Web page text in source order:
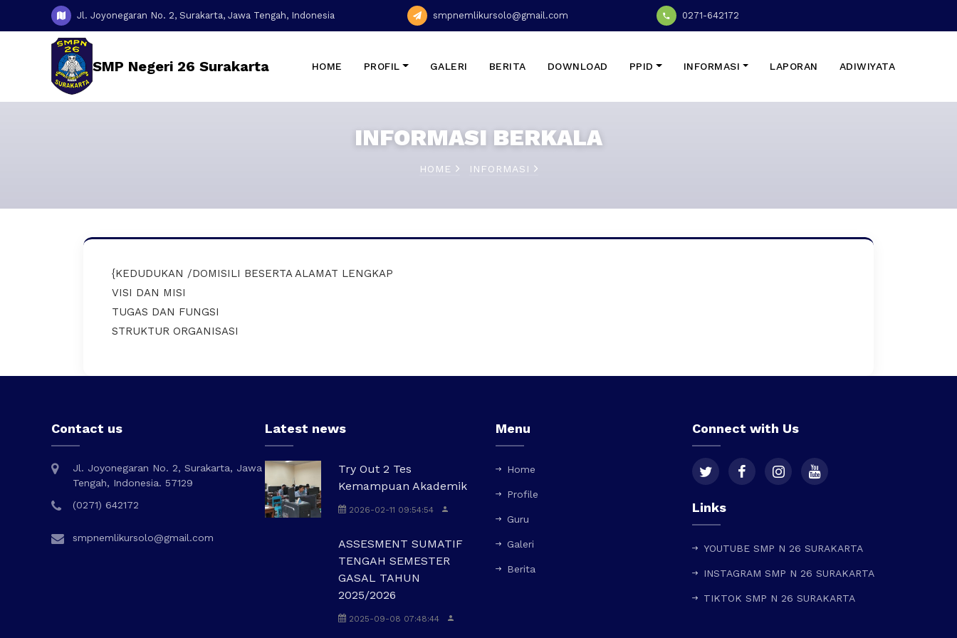
Jl. Joyonegaran No. 2, Surakarta, Jawa Tengah, Indonesia smpnemlikursolo@gmail.com 0271-642172
SMP Negeri 26 Surakarta HOME PROFIL GALERI BERITA DOWNLOAD PPID INFORMASI LAPORAN ADIWIYATA
INFORMASI BERKALA
HOME INFORMASI
{KEDUDUKAN /DOMISILI BESERTA ALAMAT LENGKAP
VISI DAN MISI
TUGAS DAN FUNGSI
STRUKTUR ORGANISASI
Contact us
Jl. Joyonegaran No. 2, Surakarta, Jawa
Tengah, Indonesia. 57129
(0271) 642172
smpnemlikursolo@gmail.com
Latest news
Try Out 2 Tes
Kemampuan Akademik
2026-02-11 09:54:54
ASSESMENT SUMATIF
TENGAH SEMESTER
GASAL TAHUN
2025/2026
2025-09-08 07:48:44
Menu
Home
Profile
Guru
Galeri
Berita
Connect with Us
Links
YOUTUBE SMP N 26 SURAKARTA
INSTAGRAM SMP N 26 SURAKARTA
TIKTOK SMP N 26 SURAKARTA